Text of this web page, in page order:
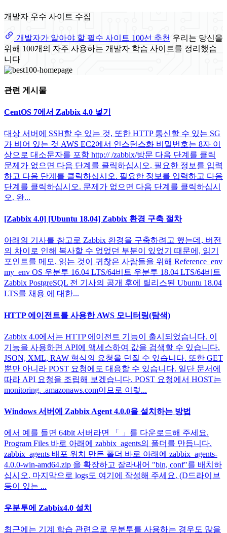
개발자 우수 사이트 수집
개발자가 알아야 할 필수 사이트 100선 추천 우리는 당신을
위해 100개의 자주 사용하는 개발자 학습 사이트를 정리했습
니다
관련 게시물
CentOS 7에서 Zabbix 4.0 넣기
대상 서버에 SSH할 수 있는 것, 또한 HTTP 통신할 수 있는 SG
가 비어 있는 것 AWS EC2에서 인스턴스화 비밀번호는 8자 이
상으로 대소문자를 포함 http:// /zabbix/방문 다음 단계를 클릭
문제가 없으면 다음 단계를 클릭하십시오. 필요한 정보를 입력
하고 다음 단계를 클릭하십시오. 필요한 정보를 입력하고 다음
단계를 클릭하십시오. 문제가 없으면 다음 단계를 클릭하십시
오. 완...
[Zabbix 4.0] [Ubuntu 18.04] Zabbix 환경 구축 절차
아래의 기사를 참고로 Zabbix 환경을 구축하려고 했는데, 버전
의 차이로 인해 복사할 수 없었던 부분이 있었기 때문에, 읽기
포인트를 메모. 읽는 것이 귀찮은 사람들을 위해 Reference_env
my_env OS 우분투 16.04 LTS/64비트 우분투 18.04 LTS/64비트
Zabbix PostgreSQL 전 기사의 공개 후에 릴리스된 Ubuntu 18.04
LTS를 채용 에 대한...
HTTP 에이전트를 사용한 AWS 모니터링(탐색)
Zabbix 4.0에서는 HTTP 에이전트 기능이 출시되었습니다. 이
기능을 사용하면 API에 액세스하여 값을 검색할 수 있습니다.
JSON, XML, RAW 형식의 요청을 던질 수 있습니다. 또한 GET
뿐만 아니라 POST 요청에도 대응할 수 있습니다. 일단 문서에
따라 API 요청을 조립해 보겠습니다. POST 요청에서 HOST는
monitoring. .amazonaws.com이므로 이렇...
Windows 서버에 Zabbix Agent 4.0.0을 설치하는 방법
에서 예를 들면 64bit 서버라면 「 」를 다운로드해 주세요.
Program Files 바로 아래에 zabbix_agents의 폴더를 만듭니다.
zabbix_agents 배포 위치 만든 폴더 바로 아래에 zabbix_agents-
4.0.0-win-amd64.zip 을 확장하고 잘라내어 "bin, conf"를 배치하
십시오. 마지막으로 logs도 여기에 작성해 주세요. (D드라이브
등이 있는 ...
우분투에 Zabbix4.0 설치
최근에는 기계 학습 관련으로 우분투를 사용하는 경우도 많을